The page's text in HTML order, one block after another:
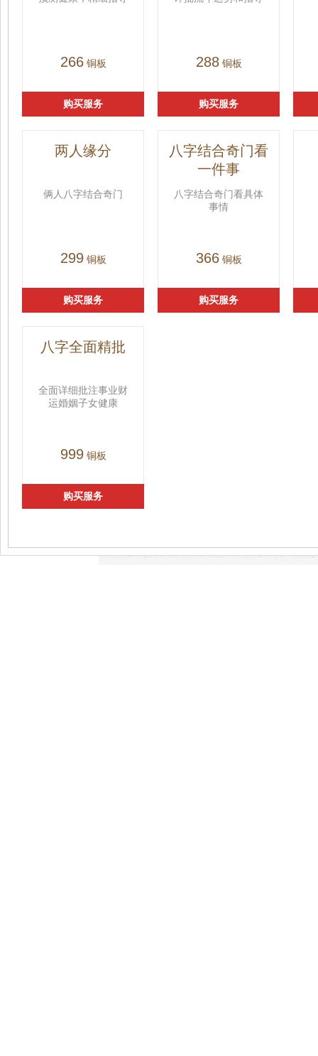
266铜板
购买服务
288铜板
购买服务
两人缘分
俩人八字结合奇门
299铜板
购买服务
八字结合奇门看
一件事
八字结合奇门看具体
事情
366铜板
购买服务
八字全面精批
全面详细批注事业财
运婚姻子女健康
999铜板
购买服务